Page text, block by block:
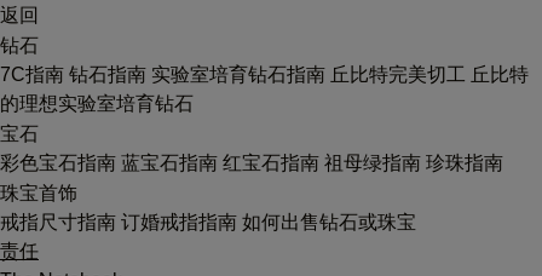
返回
钻石
7C指南 钻石指南 实验室培育钻石指南 丘比特完美切工 丘比特
的理想实验室培育钻石
宝石
彩色宝石指南 蓝宝石指南 红宝石指南 祖母绿指南 珍珠指南
珠宝首饰
戒指尺寸指南 订婚戒指指南 如何出售钻石或珠宝
责任